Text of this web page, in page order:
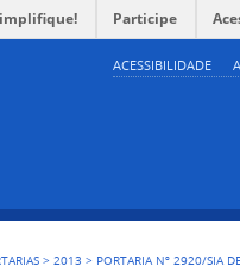
ACESSIBILIDADE
Participe
>2013 > PORTARIA Nº 2920/SIA